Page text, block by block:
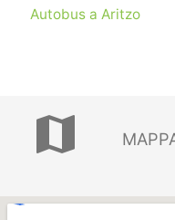
Autobus a Aritzo
map